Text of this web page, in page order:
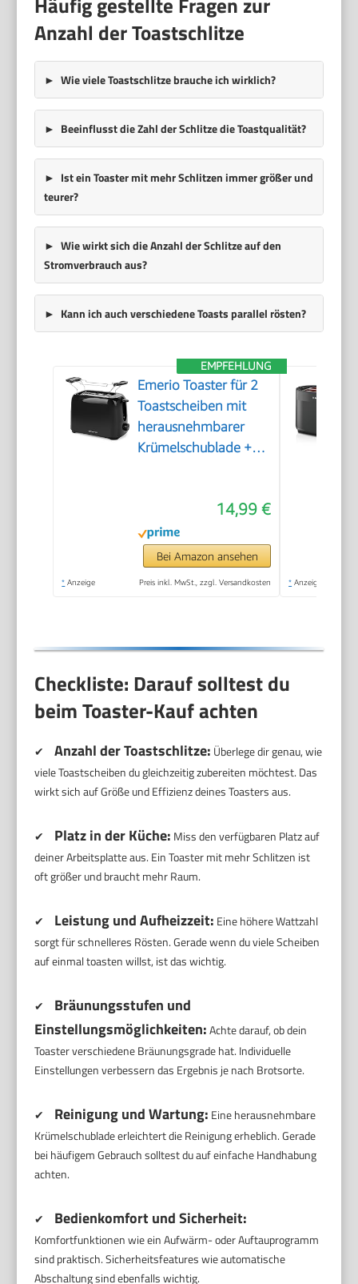
Anzahl der Toastschlitze
Wie viele Toastschlitze brauche ich wirklich?
Beeinflusst die Zahl der Schlitze die Toastqualität?
Ist ein Toaster mit mehr Schlitzen immer größer und
teurer?
Wie wirkt sich die Anzahl der Schlitze auf den
Stromverbrauch aus?
Kann ich auch verschiedene Toasts parallel rösten?
EMPFEHLUNG
Emerio Toaster für 2
Toastscheiben mit
herausnehmbarer
Krümelschublade +
Bräunungsstufen +
Brötchenaufsatz +
Kabelaufwicklung |
700W | TO-128676.3
14,99 €
Bei Amazon ansehen
* Anzeige Preis inkl. MwSt., zzgl. Versandkosten * Anzeige
Checkliste: Darauf solltest du
beim Toaster-Kauf achten
✔ Anzahl der Toastschlitze: Überlege dir genau, wie
viele Toastscheiben du gleichzeitig zubereiten möchtest. Das
wirkt sich auf Größe und Effizienz deines Toasters aus.
✔ Platz in der Küche: Miss den verfügbaren Platz auf
deiner Arbeitsplatte aus. Ein Toaster mit mehr Schlitzen ist
oft größer und braucht mehr Raum.
✔ Leistung und Aufheizzeit: Eine höhere Wattzahl
sorgt für schnelleres Rösten. Gerade wenn du viele Scheiben
auf einmal toasten willst, ist das wichtig.
✔
Bräunungsstufen und
Einstellungsmöglichkeiten:Achte darauf, ob dein
Toaster verschiedene Bräunungsgrade hat. Individuelle
Einstellungen verbessern das Ergebnis je nach Brotsorte.
✔ Reinigung und Wartung: Eine herausnehmbare
Krümelschublade erleichtert die Reinigung erheblich. Gerade
bei häufigem Gebrauch solltest du auf einfache Handhabung
achten.
✔ Bedienkomfort und Sicherheit:
Komfortfunktionen wie ein Aufwärm- oder Auftauprogramm
sind praktisch. Sicherheitsfeatures wie automatische
Abschaltung sind ebenfalls wichtig.